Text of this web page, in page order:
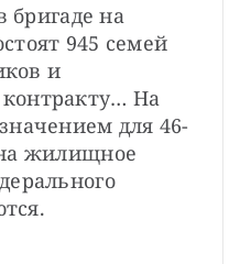
бригаде на
945 семей
и
На
для 46-
жилищное